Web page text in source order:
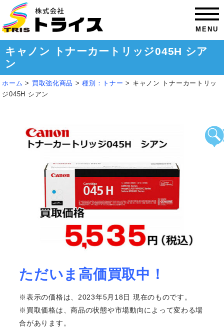
MENU
キャノン トナーカートリッジ045H シア
ン
ホーム > 買取強化商品 >種別：トナー > キャノン トナーカートリッ
ジ045H シアン
ただいま高価買取中！
※表示の価格は、2023年5月18日 現在のものです。
※買取価格は、商品の状態や市場動向によって変わる場
合があります。